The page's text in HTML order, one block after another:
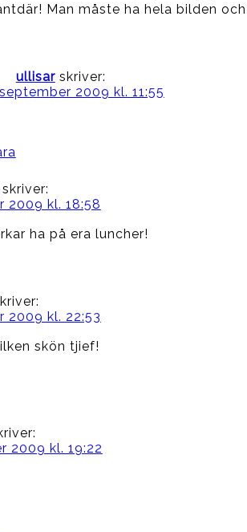
Man måste ha hela bilden
ullisar skriver:
2009 kl. 11:55
skriver:
2009 kl. 18:58
ha på era luncher!
2009 kl. 22:53
skön tjief!
2009 kl. 19:22